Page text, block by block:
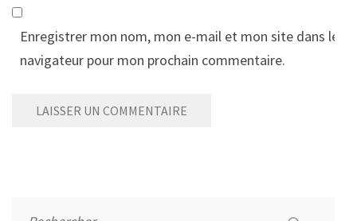
Enregistrer mon nom, mon e-mail et mon site dans le
navigateur pour mon prochain commentaire.